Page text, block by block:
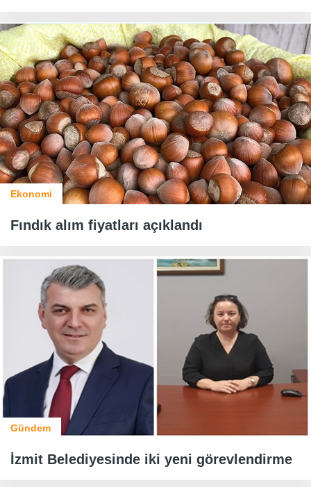
Ekonomi
Fındık alım fiyatları açıklandı
Gündem
İzmit Belediyesinde iki yeni görevlendirme